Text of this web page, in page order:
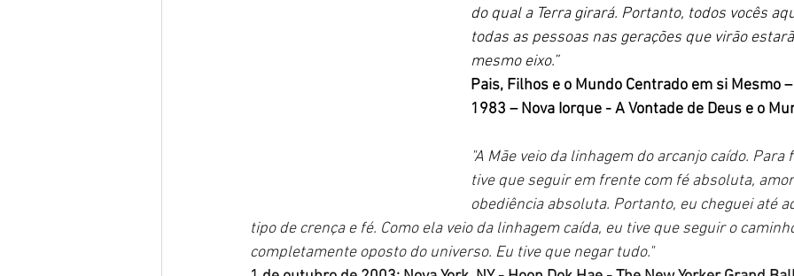
do qual a Terra girará. Portanto, todos vocês
todas as pessoas nas gerações que virão
mesmo eixo.”
Pais, Filhos e o Mundo Centrado em si Mesmo
1983 – Nova Iorque - A Vontade de Deus e o
"A Mãe veio da linhagem do arcanjo caído. Para
tive que seguir em frente com fé absoluta,
obediência absoluta. Portanto, eu cheguei até
tipo de crença e fé. Como ela veio da linhagem caída, eu tive que seguir o
completamente oposto do universo. Eu tive que negar tudo."